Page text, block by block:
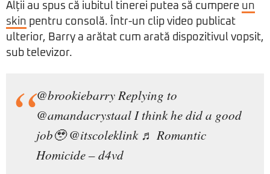
Alții au spus că iubitul tinerei putea să cumpere un
skin pentru consolă. Într-un clip video publicat
ulterior, Barry a arătat cum arată dispozitivul vopsit,
sub televizor.
@brookiebarryReplying to
@amandacrystaal I think he did a good
job🥹 @itscoleklink ♬ Romantic
Homicide – d4vd